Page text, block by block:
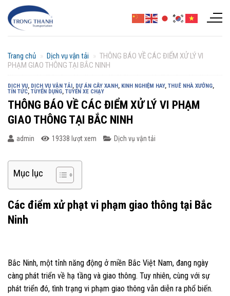
Chuyển
đến
Trang chủ » Dịch vụ vận tải » THÔNG BÁO VỀ CÁC ĐIỂM XỬ LÝ VI
PHẠM GIAO THÔNG TẠI BẮC NINH
DỊCH VỤ, DỊCH VỤ VẬN TẢI, DỰ ÁN CÂY XANH, KINH NGHIỆM HAY, THUÊ NHÀ XƯỞNG,
TIN TỨC, TUYỂN DỤNG, TUYẾN XE CHẠY
THÔNG BÁO VỀ CÁC ĐIỂM XỬ LÝ VI PHẠM
GIAO THÔNG TẠI BẮC NINH
admin 19338 lượt xem Dịch vụ vận tải
Mục lục
Các điểm xử phạt vi phạm giao thông tại Bắc
Ninh
Bắc Ninh, một tỉnh năng động ở miền Bắc Việt Nam, đang ngày
càng phát triển về hạ tầng và giao thông. Tuy nhiên, cùng với sự
phát triển đó, tình trạng vi phạm giao thông vẫn diễn ra phổ biến.